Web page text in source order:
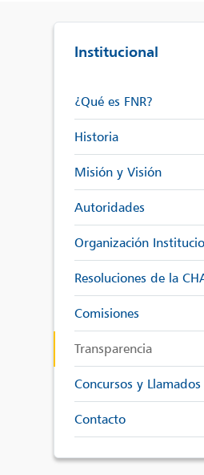
Institucional
¿Qué es FNR?
Historia
Misión y Visión
Autoridades
Organización
Resoluciones de la
Comisiones
Transparencia
Concursos y Llamados
Contacto